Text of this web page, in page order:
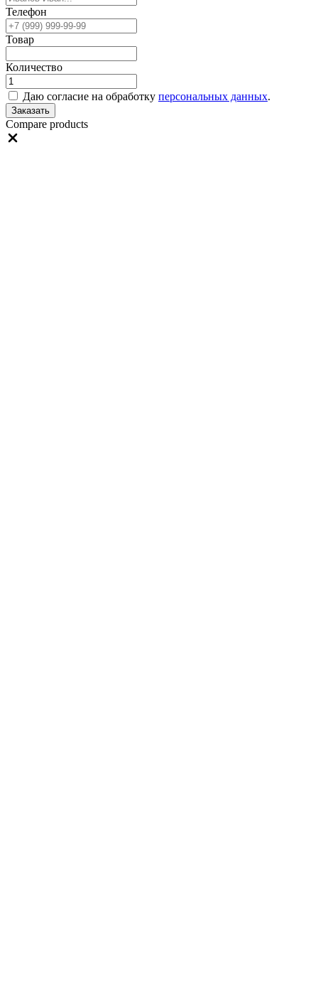
Телефон
Товар
Количество
Даю согласие на обработку персональных данных.
Заказать
Compare products